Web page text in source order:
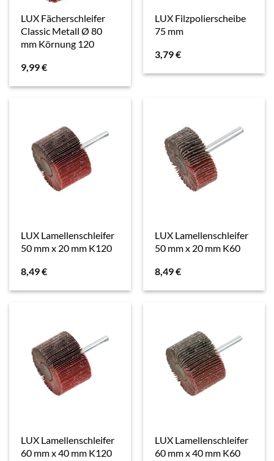
LUX Fächerschleifer
Classic Metall Ø 80
mm Körnung 120
9,99€
LUX Filzpolierscheibe
75 mm
3,79€
LUX Lamellenschleifer
50 mm x 20 mm K120
8,49€
LUX Lamellenschleifer
50 mm x 20 mm K60
8,49€
LUX Lamellenschleifer
60 mm x 40 mm K120
LUX Lamellenschleifer
60 mm x 40 mm K60